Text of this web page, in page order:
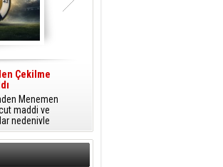
Çekilme
Menemen
maddi ve
nedeniyle
açıkladı.